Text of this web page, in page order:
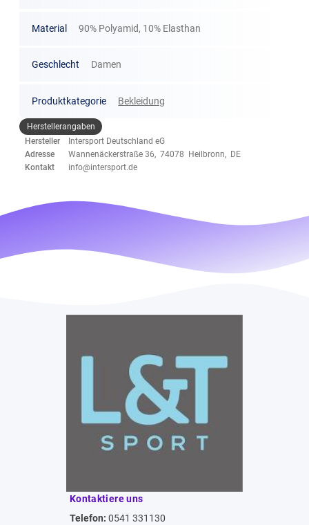
Material 90% Polyamid, 10% Elasthan
Geschlecht Damen
Produktkategorie Bekleidung
Herstellerangaben
Hersteller
Intersport Deutschland eG
Adresse
Wannenäckerstraße 36, 74078 Heilbronn, DE
Kontakt
info@intersport.de
Kontaktiere uns
Telefon: 0541 331130